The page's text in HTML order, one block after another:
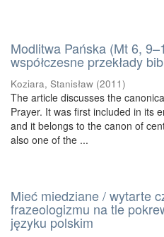
Modlitwa Pańska (Mt 6,
współczesne przekłady
Koziara, Stanisław (2011)
The article discusses the
Prayer. It was first included in its
and it belongs to the canon of
also one of the ...
Mieć miedziane / wytarte
frazeologizmu na tle
języku polskim